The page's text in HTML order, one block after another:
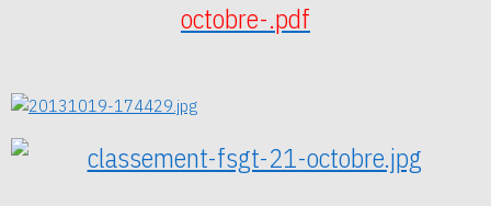
octobre-.pdf